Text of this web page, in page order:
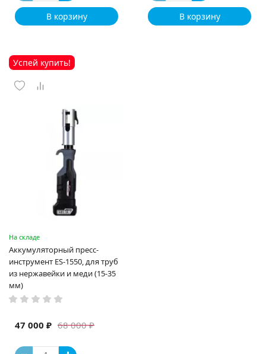
В корзину В корзину
Успей купить!
На складе
Аккумуляторный пресс-
инструмент ES-1550, для труб
из нержавейки и меди (15-35
мм)
68 000 ₽
47 000 ₽